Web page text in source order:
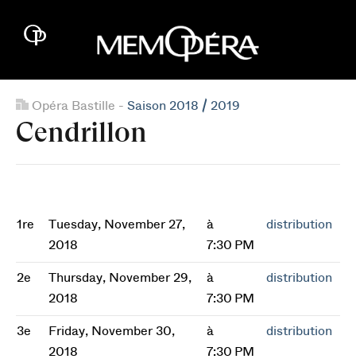
Opéra Bastille - Saison 2018 / 2019
Cendrillon
1re
Tuesday, November 27,
2018
à
7:30 PM
distribution
2e
Thursday, November 29,
2018
à
7:30 PM
distribution
3e
Friday, November 30,
2018
à
7:30 PM
distribution